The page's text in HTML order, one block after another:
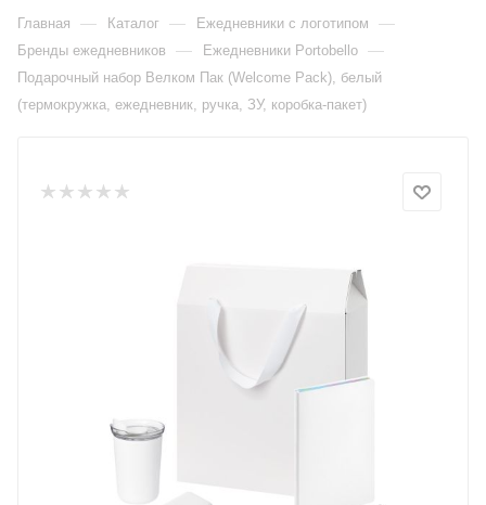
Главная — Каталог — Ежедневники c логотипом —
Бренды ежедневников — Ежедневники Portobello —
Подарочный набор Велком Пак (Welcome Pack), белый
(термокружка, ежедневник, ручка, ЗУ, коробка-пакет)